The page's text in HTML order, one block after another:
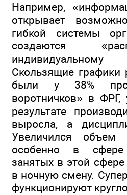
Например,
открывает
гибкой системы
создаются
Скользящие графики
были у 38%
воротничков» в
результате
выросла, а
Увеличился объем
особенно в сфере
занятых в этой
в ночную смену.
функционируют